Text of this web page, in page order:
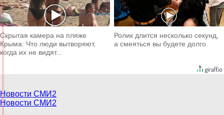
Скрытая камера на пляже
Крыма: Что люди вытворяют,
когда их не видят...
Ролик длится несколько секунд,
а смеяться вы будете долго
Новости СМИ2
Новости СМИ2